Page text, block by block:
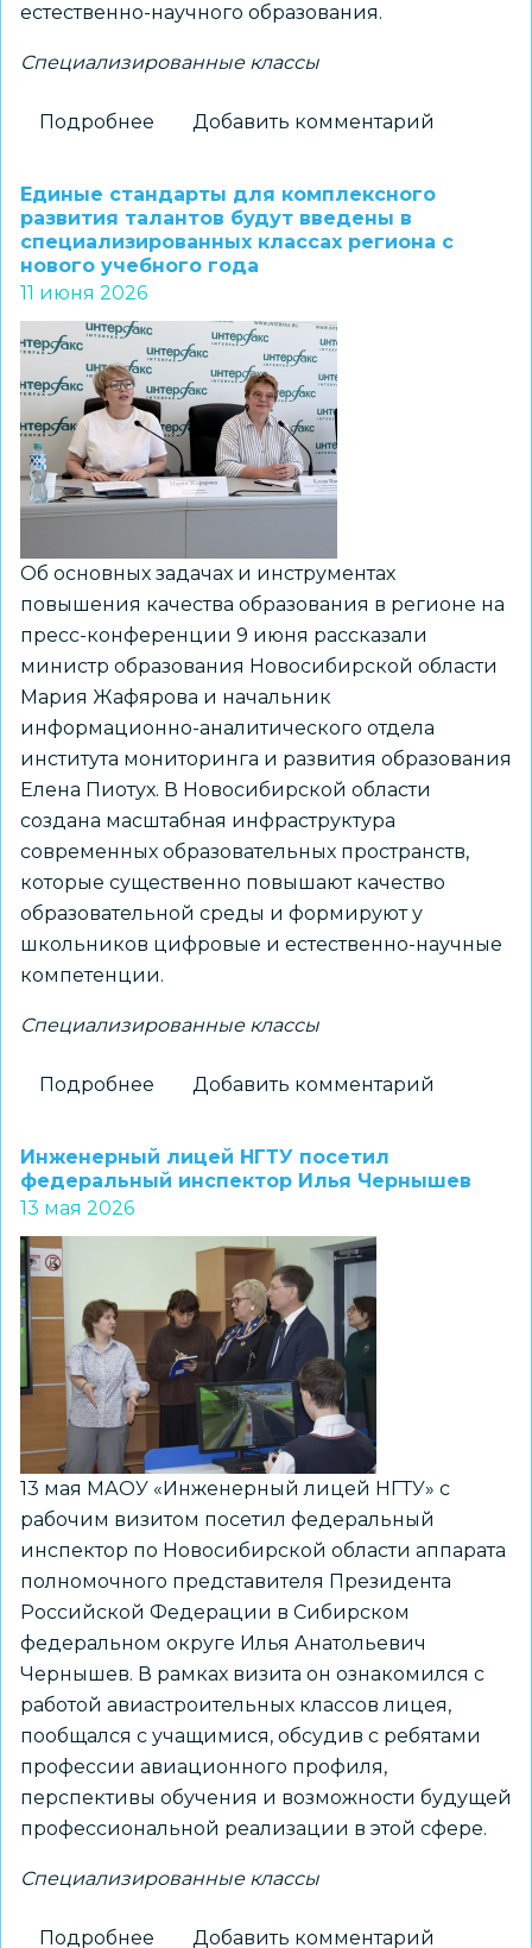
естественно-научного образования.
Специализированные классы
Подробнее
химии,
физике
и
для
старших
классов
будут
разработаны
к
году
Добавить комментарий
Единые стандарты для комплексного
развития талантов будут введены в
специализированных классах региона с
нового учебного года
11 июня 2026
Об основных задачах и инструментах
повышения качества образования в регионе на
пресс-конференции 9 июня рассказали
министр образования Новосибирской области
Мария Жафярова и начальник
информационно-аналитического отдела
института мониторинга и развития образования
Елена Пиотух. В Новосибирской области
создана масштабная инфраструктура
современных образовательных пространств,
которые существенно повышают качество
образовательной среды и формируют у
школьников цифровые и естественно-научные
компетенции.
Специализированные классы
Подробнее
стандарты
для
развития
будут
введены
специализированных
классах
региона
с
нового
учебного
года
Добавить комментарий
Инженерный лицей НГТУ посетил
федеральный инспектор Илья Чернышев
13 мая 2026
13 мая МАОУ «Инженерный лицей НГТУ» с
рабочим визитом посетил федеральный
инспектор по Новосибирской области аппарата
полномочного представителя Президента
Российской Федерации в Сибирском
федеральном округе Илья Анатольевич
Чернышев. В рамках визита он ознакомился с
работой авиастроительных классов лицея,
пообщался с учащимися, обсудив с ребятами
профессии авиационного профиля,
перспективы обучения и возможности будущей
профессиональной реализации в этой сфере.
Специализированные классы
Подробнее Добавить комментарий